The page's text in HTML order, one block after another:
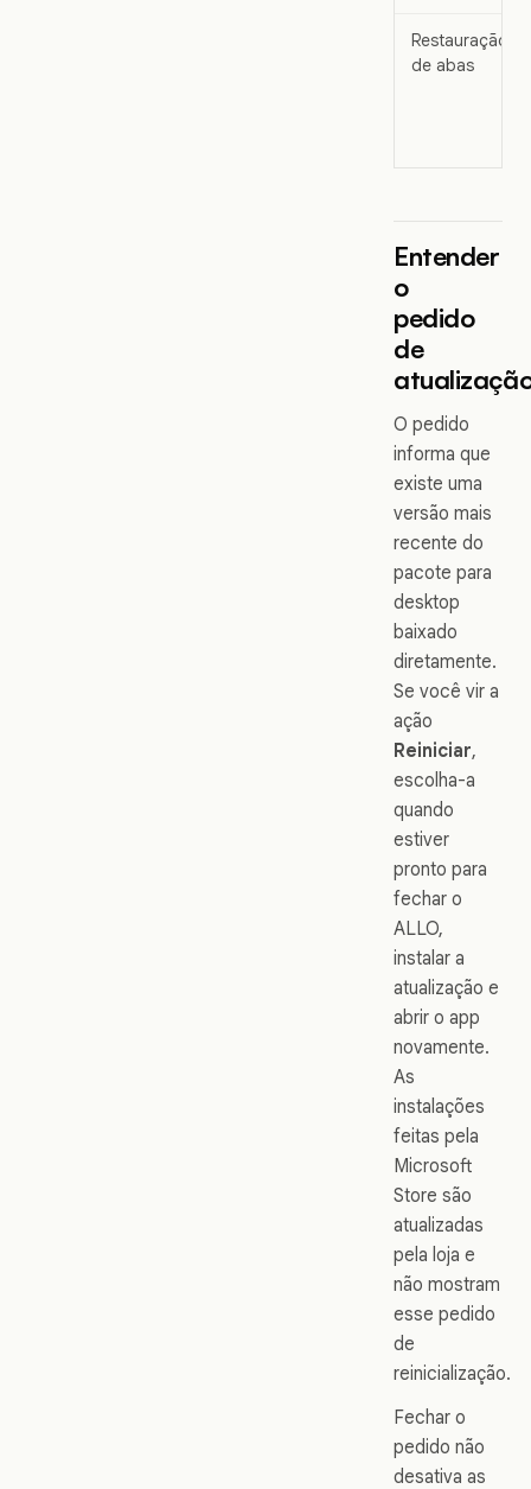
Restauração
de abas
Entender
o
pedido
de
O pedido
informa que
existe uma
versão mais
recente do
pacote para
desktop
baixado
diretamente.
Se você vir a
ação
Reiniciar,
escolha-a
quando
estiver
pronto para
fechar o
ALLO,
instalar a
atualização e
abrir o app
novamente.
As
instalações
feitas pela
Microsoft
Store são
atualizadas
pela loja e
não mostram
esse pedido
de
reinicialização.
Fechar o
pedido não
desativa as